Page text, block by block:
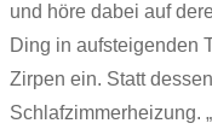
und höre dabei auf
Ding in aufsteigenden
Zirpen ein. Statt
Schlafzimmerheizung.